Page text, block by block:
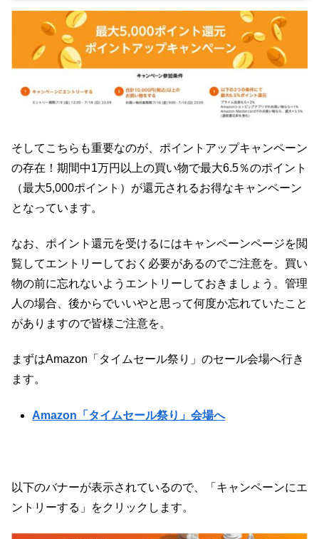
そしてこちらも重要なのが、ポイントアップキャンペーン
の存在！期間中1万円以上の買い物で最大6.5％のポイント
（最大5,000ポイント）が還元されるお得なキャンペーン
となっています。
なお、ポイント還元を受けるにはキャンペーンページを閲
覧してエントリーしておく必要があるのでご注意を。買い
物の前に忘れないようエントリーしておきましょう。管理
人の場合、後からでいいやと思って何度か忘れていたこと
がありますので皆様ご注意を。
まずはAmazon「タイムセール祭り」のセール会場へ行き
ます。
Amazon「タイムセール祭り」会場へ
以下のバナーが表示されているので、「キャンペーンにエ
ントリーする」をクリックします。